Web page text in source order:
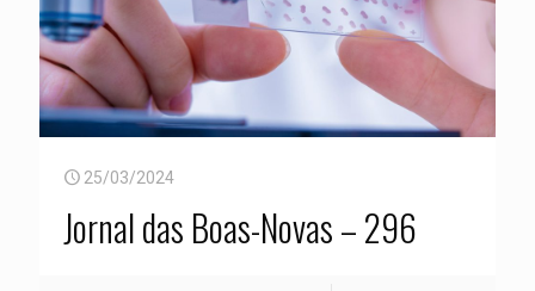
25/03/2024
Jornal das Boas-Novas – 296